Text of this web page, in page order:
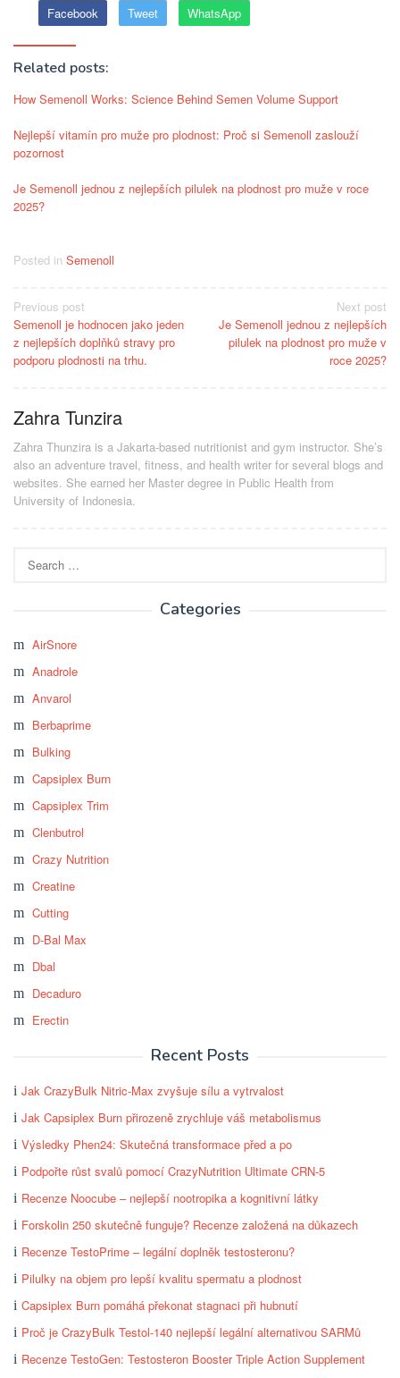
Facebook Tweet WhatsApp
Related posts:
How Semenoll Works: Science Behind Semen Volume Support
Nejlepší vitamín pro muže pro plodnost: Proč si Semenoll zaslouží
pozornost
Je Semenoll jednou z nejlepších pilulek na plodnost pro muže v roce
2025?
Posted in Semenoll
Post
navigation
Previous post
Semenoll je hodnocen jako jeden
z nejlepších doplňků stravy pro
podporu plodnosti na trhu.
Next post
Je Semenoll jednou z nejlepších
pilulek na plodnost pro muže v
roce 2025?
Zahra Tunzira
Zahra Thunzira is a Jakarta-based nutritionist and gym instructor. She’s
also an adventure travel, fitness, and health writer for several blogs and
websites. She earned her Master degree in Public Health from
University of Indonesia.
for:
Categories
AirSnore
Anadrole
Anvarol
Berbaprime
Bulking
Capsiplex Burn
Capsiplex Trim
Clenbutrol
Crazy Nutrition
Creatine
Cutting
D-Bal Max
Dbal
Decaduro
Erectin
Recent Posts
Jak CrazyBulk Nitric-Max zvyšuje sílu a vytrvalost
Jak Capsiplex Burn přirozeně zrychluje váš metabolismus
Výsledky Phen24: Skutečná transformace před a po
Podpořte růst svalů pomocí CrazyNutrition Ultimate CRN-5
Recenze Noocube – nejlepší nootropika a kognitivní látky
Forskolin 250 skutečně funguje? Recenze založená na důkazech
Recenze TestoPrime – legální doplněk testosteronu?
Pilulky na objem pro lepší kvalitu spermatu a plodnost
Capsiplex Burn pomáhá překonat stagnaci při hubnutí
Proč je CrazyBulk Testol-140 nejlepší legální alternativou SARMů
Recenze TestoGen: Testosteron Booster Triple Action Supplement